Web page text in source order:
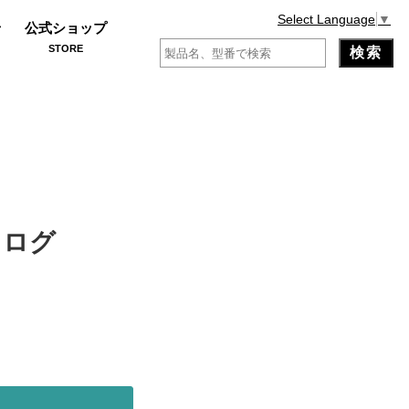
公式ショップ
STORE
Select Language ▼
グ